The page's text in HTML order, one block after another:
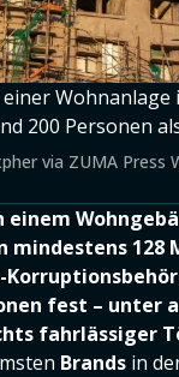
200 Personen
via ZUMA Press
einem
128
fest – unter
fahrlässiger
Brands in